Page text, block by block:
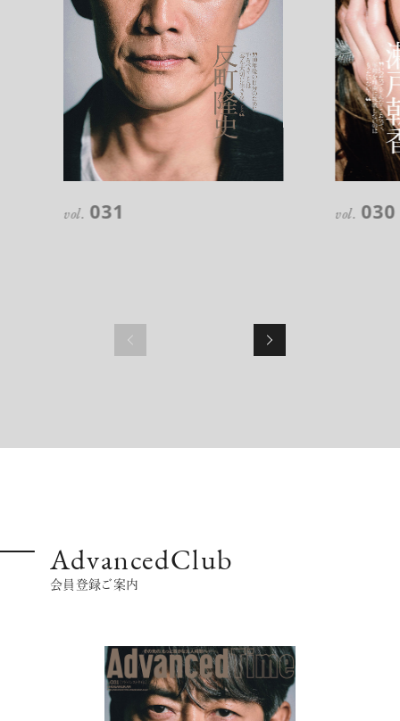
vol. 031 vol. 030
AdvancedClub
会員登録ご案内